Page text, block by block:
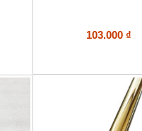
103.000 ₫